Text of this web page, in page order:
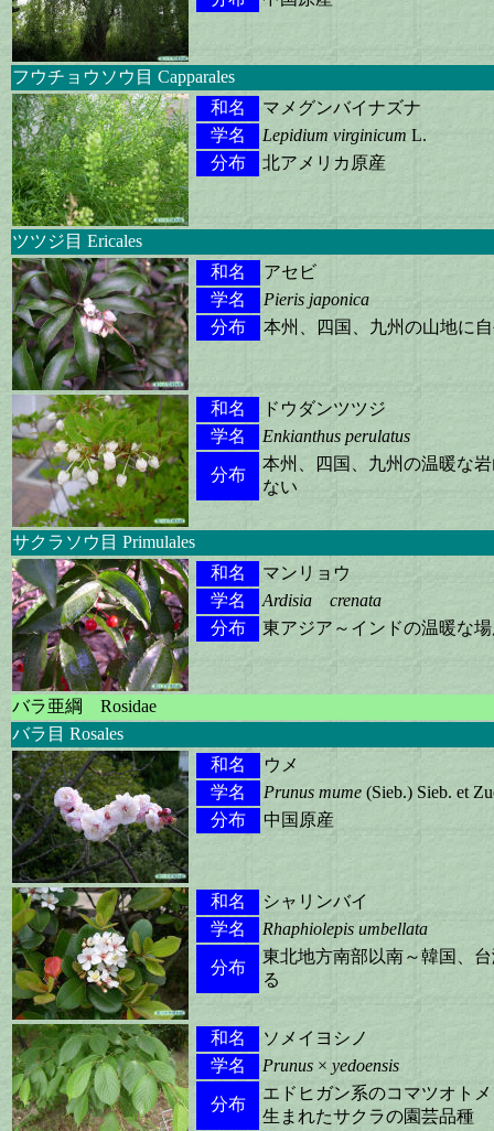
フウチョウソウ目 Capparales
和名
マメグンバイナズナ
学名
Lepidium virginicum L.
分布
北アメリカ原産
ツツジ目 Ericales
和名
アセビ
学名
Pieris japonica
分布
本州、四国、九州の山地に
和名
ドウダンツツジ
学名
Enkianthus perulatus
分布
本州、四国、九州の温暖な
ない
サクラソウ目 Primulales
和名
マンリョウ
学名
Ardisia crenata
分布
東アジア～インドの温暖な
バラ亜綱 Rosidae
バラ目 Rosales
和名
ウメ
学名
Prunus mume (Sieb.) Sieb. et
分布
中国原産
和名
シャリンバイ
学名
Rhaphiolepis umbellata
分布
東北地方南部以南～韓国、
る
和名
ソメイヨシノ
学名
Prunus × yedoensis
分布
エドヒガン系のコマツオト
生まれたサクラの園芸品種